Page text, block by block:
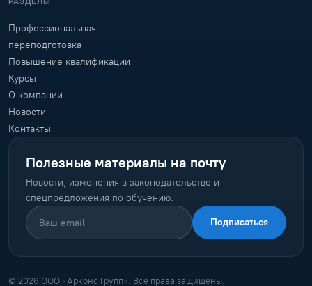
Профессиональная
переподготовка
Повышение квалификации
Курсы
О компании
Новости
Контакты
Полезные материалы на почту
Новости, изменения в законодательстве и
спецпредложения по обучению.
Подписаться
© 2026 ООО «Арконс Групп». Все права защищены.